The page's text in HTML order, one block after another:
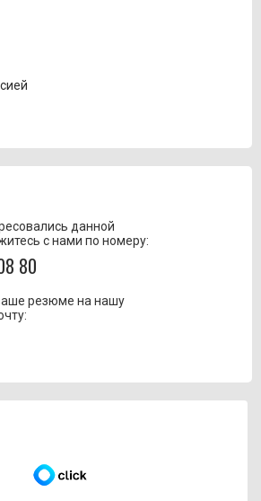
данной
с нами по номеру:
80
резюме на нашу